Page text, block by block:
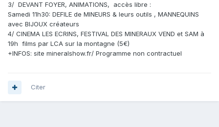
3/ DEVANT FOYER, ANIMATIONS, accès libre :
Samedi 11h30: DEFILE de MINEURS & leurs outils , MANNEQUINS
avec BIJOUX créateurs
4/ CINEMA LES ECRINS, FESTIVAL DES MINERAUX VEND et SAM à
19h films par LCA sur la montagne (5€)
+INFOS: site mineralshow.fr/ Programme non contractuel
Citer